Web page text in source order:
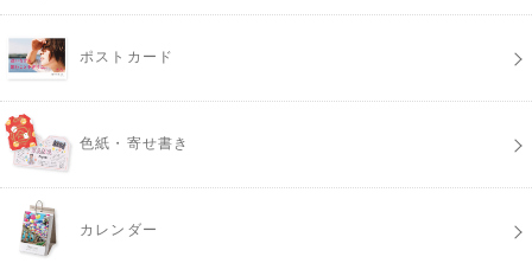
ポストカード
色紙・寄せ書き
カレンダー